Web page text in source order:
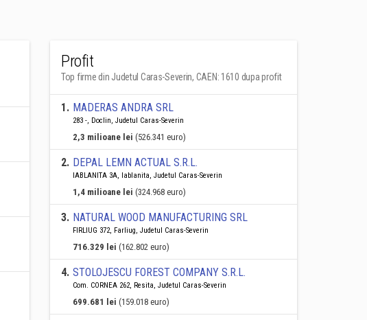
Profit
Top firme din Judetul Caras-Severin, CAEN: 1610 dupa profit
1. MADERAS ANDRA SRL
283 -, Doclin, Judetul Caras-Severin
2,3 milioane lei (526.341 euro)
2. DEPAL LEMN ACTUAL S.R.L.
IABLANITA 3A, Iablanita, Judetul Caras-Severin
1,4 milioane lei (324.968 euro)
3. NATURAL WOOD MANUFACTURING SRL
FIRLIUG 372, Farliug, Judetul Caras-Severin
716.329 lei (162.802 euro)
4. STOLOJESCU FOREST COMPANY S.R.L.
Com. CORNEA 262, Resita, Judetul Caras-Severin
699.681 lei (159.018 euro)